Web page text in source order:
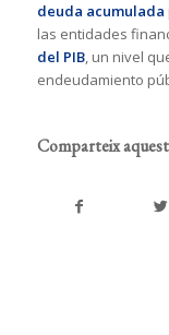
deuda acumulada
las entidades
del PIB, un nivel
endeudamiento
Comparteix